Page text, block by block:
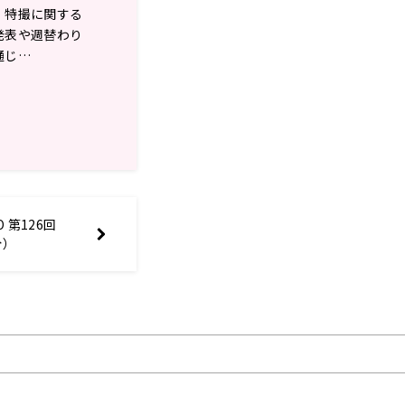
撮に関する
や週替わり
じ…
第126回